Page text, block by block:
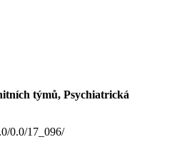
týmů, Psychiatrická
0.0/17_096/